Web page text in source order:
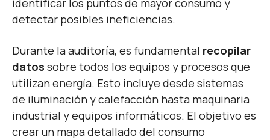
identificar los puntos de mayor consumo y
detectar posibles ineficiencias.
Durante la auditoría, es fundamental recopilar
datos sobre todos los equipos y procesos que
utilizan energía. Esto incluye desde sistemas
de iluminación y calefacción hasta maquinaria
industrial y equipos informáticos. El objetivo es
crear un mapa detallado del consumo